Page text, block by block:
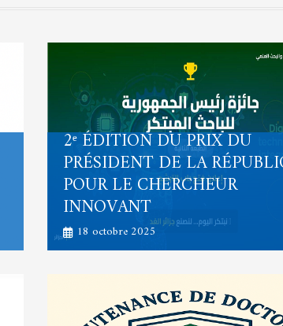
2ᵉ ÉDITION DU PRIX DU
PRÉSIDENT DE LA
POUR LE CHERCHEUR
INNOVANT
18 octobre 2025